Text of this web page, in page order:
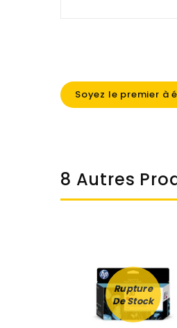
Soyez le premier à
8 Autres
Rupture
De Stock